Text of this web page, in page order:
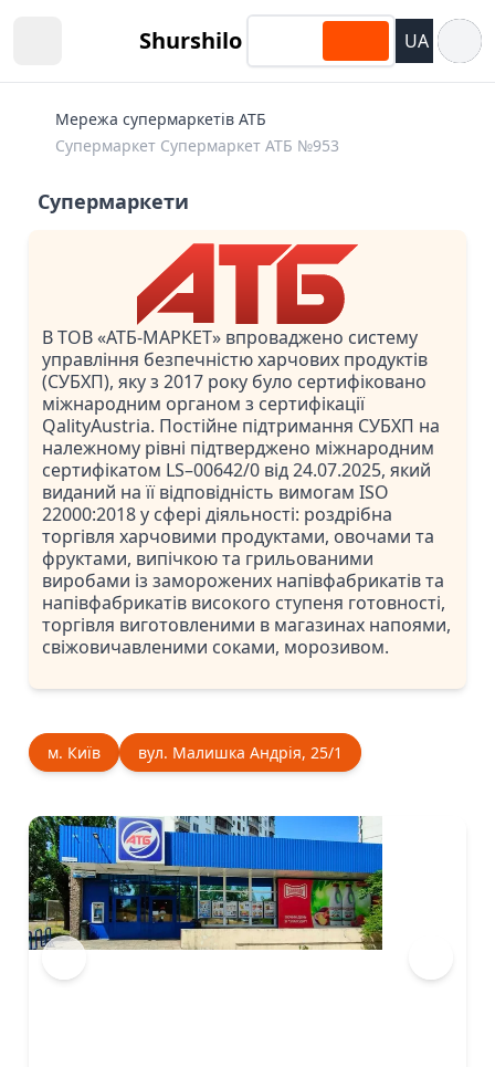
Shurshilo UA
Мережа супермаркетів АТБ
Супермаркет Супермаркет АТБ №953
Супермаркети
В ТОВ «АТБ-МАРКЕТ» впроваджено систему
управління безпечністю харчових продуктів
(СУБХП), яку з 2017 року було сертифіковано
міжнародним органом з сертифікації
QalityAustria. Постійне підтримання СУБХП на
належному рівні підтверджено міжнародним
сертифікатом LS–00642/0 від 24.07.2025, який
виданий на її відповідність вимогам ISO
22000:2018 у сфері діяльності: роздрібна
торгівля харчовими продуктами, овочами та
фруктами, випічкою та грильованими
виробами із заморожених напівфабрикатів та
напівфабрикатів високого ступеня готовності,
торгівля виготовленими в магазинах напоями,
свіжовичавленими соками, морозивом.
м. Київ вул. Малишка Андрiя, 25/1